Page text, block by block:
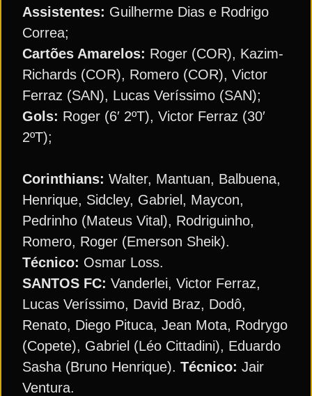
Assistentes: Guilherme Dias e Rodrigo
Correa;
Cartões Amarelos: Roger (COR), Kazim-
Richards (COR), Romero (COR), Victor
Ferraz (SAN), Lucas Veríssimo (SAN);
Gols: Roger (6′ 2ºT), Victor Ferraz (30′
2ºT);
Corinthians: Walter, Mantuan, Balbuena,
Henrique, Sidcley, Gabriel, Maycon,
Pedrinho (Mateus Vital), Rodriguinho,
Romero, Roger (Emerson Sheik).
Técnico: Osmar Loss.
SANTOS FC: Vanderlei, Victor Ferraz,
Lucas Veríssimo, David Braz, Dodô,
Renato, Diego Pituca, Jean Mota, Rodrygo
(Copete), Gabriel (Léo Cittadini), Eduardo
Sasha (Bruno Henrique). Técnico: Jair
Ventura.